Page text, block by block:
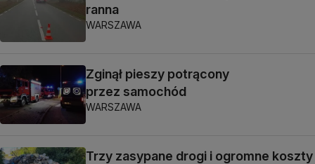
ranna
WARSZAWA
Zginął pieszy potrącony
przez samochód
WARSZAWA
Trzy zasypane drogi i ogromne koszty